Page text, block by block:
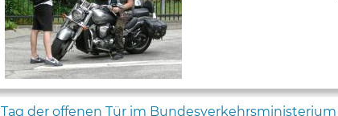
Tag der offenen Tür im Bundesverkehrsministerium